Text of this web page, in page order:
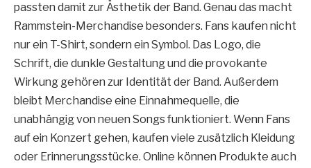
passten damit zur Ästhetik der Band. Genau das macht
Rammstein-Merchandise besonders. Fans kaufen nicht
nur ein T-Shirt, sondern ein Symbol. Das Logo, die
Schrift, die dunkle Gestaltung und die provokante
Wirkung gehören zur Identität der Band. Außerdem
bleibt Merchandise eine Einnahmequelle, die
unabhängig von neuen Songs funktioniert. Wenn Fans
auf ein Konzert gehen, kaufen viele zusätzlich Kleidung
oder Erinnerungsstücke. Online können Produkte auch